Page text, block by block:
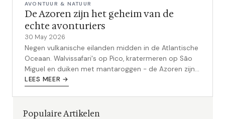
AVONTUUR & NATUUR
De Azoren zijn het geheim van de
echte avonturiers
30 May 2026
Negen vulkanische eilanden midden in de Atlantische
Oceaan. Walvissafari's op Pico, kratermeren op São
Miguel en duiken met mantaroggen - de Azoren zijn
het best bewaarde avontuurgeheim van Europa.
LEES MEER →
Populaire Artikelen